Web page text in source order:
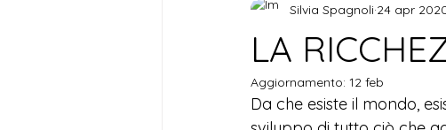
LA
Silvia Spagnoli 24 apr
Aggiornamento: 12 feb
Da che esiste il mondo,